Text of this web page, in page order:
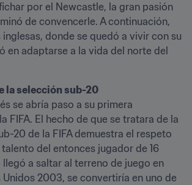
por el Newcastle, la gran pasión
de convencerle. A continuación,
donde se quedó a vivir con su
en adaptarse a la vida del norte del
la selección sub-20
se abría paso a su primera
FIFA. El hecho de que se tratara de la
20 de la FIFA demuestra el respeto
del entonces jugador de 16
llegó a saltar al terreno de juego en
Unidos 2003, se convertiría en uno de